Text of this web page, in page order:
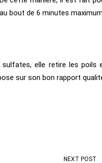
bout de 6 minutes
sulfates, elle retire les poils
sur son bon rapport
NEXT POST